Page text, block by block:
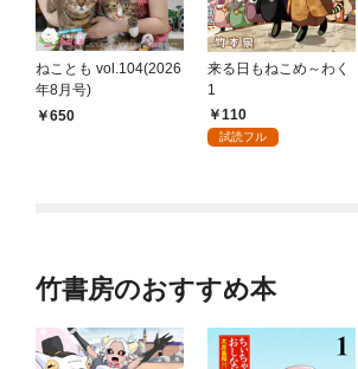
ねことも vol.104(2026
年8月号)
650
来る日もねこめ～わく
1
110
試読フル
竹書房のおすすめ本